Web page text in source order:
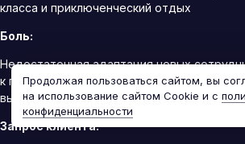
класса и приключенческий отдых
Боль:
Недостаточная адаптация новых
к продуктам компании и методам работы с
выполнение плана продаж новичками
Запрос клиента:
Продолжая пользоваться сайтом, вы
на использование сайтом Cookie и с
конфиденциальности